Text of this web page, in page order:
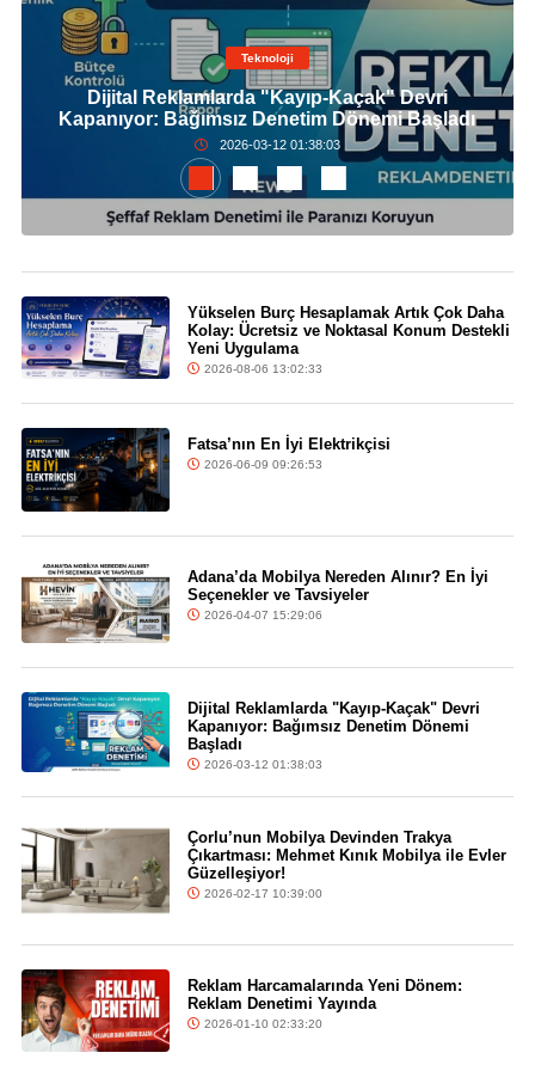
Teknoloji
Dijital Reklamlarda "Kayıp-Kaçak" Devri
Kapanıyor: Bağımsız Denetim Dönemi Başladı
2026-03-12 01:38:03
Yükselen Burç Hesaplamak Artık Çok Daha
Kolay: Ücretsiz ve Noktasal Konum Destekli
Yeni Uygulama
2026-08-06 13:02:33
Fatsa’nın En İyi Elektrikçisi
2026-06-09 09:26:53
Adana’da Mobilya Nereden Alınır? En İyi
Seçenekler ve Tavsiyeler
2026-04-07 15:29:06
Dijital Reklamlarda "Kayıp-Kaçak" Devri
Kapanıyor: Bağımsız Denetim Dönemi
Başladı
2026-03-12 01:38:03
Çorlu’nun Mobilya Devinden Trakya
Çıkartması: Mehmet Kınık Mobilya ile Evler
Güzelleşiyor!
2026-02-17 10:39:00
Reklam Harcamalarında Yeni Dönem:
Reklam Denetimi Yayında
2026-01-10 02:33:20